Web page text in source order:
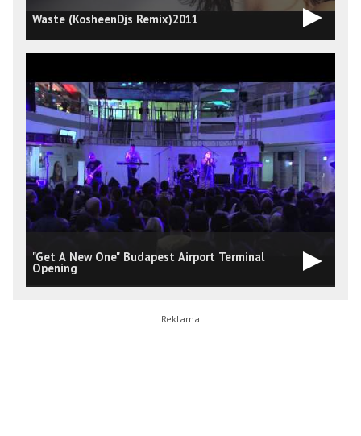
Waste (KosheenDjs Remix)2011
"Get A New One" Budapest Airport Terminal
Opening